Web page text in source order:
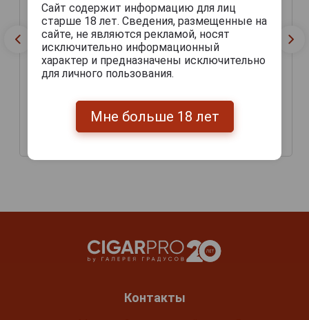
Пиво Пауланер Хефе-
Вайсбир светлое
Мюненское светлое
фильтрованное 0.5л
Контакты
Сайт содержит информацию для лиц
старше 18 лет. Сведения, размещенные на
сайте, не являются рекламой, носят
исключительно информационный
характер и предназначены исключительно
для личного пользования.
Мне больше 18 лет